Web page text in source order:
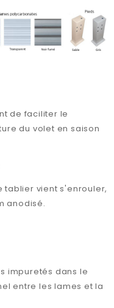
de faciliter le
du volet en saison
tablier vient s'enrouler,
anodisé.
impuretés dans le
entre les lames et la